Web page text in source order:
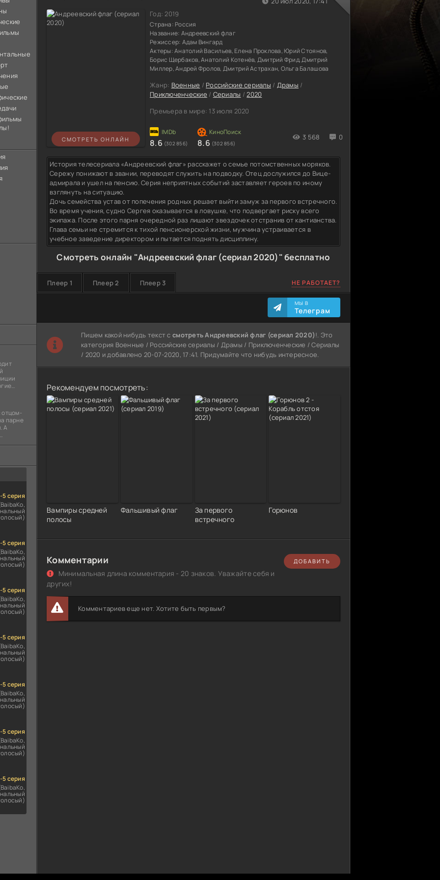
отцом-
парне
А
5 серия
5 серия
5 серия
5 серия
5 серия
5 серия
5 серия
СМОТРЕТЬ ОНЛАЙН
Год:2019
Страна: Россия
Название: Андреевский флаг
Режиссер: Адам Вингард
Актеры:Анатолий Васильев, Елена Проклова, Юрий Стоянов,
Борис Щербаков, Анатолий Котенёв, Дмитрий Фрид, Дмитрий
Миллер, Андрей Фролов, Дмитрий Астрахан, Ольга Балашова
Жанр: Военные / Российские сериалы / Драмы /
Приключенческие / Сериалы /2020
Премьера в мире: 13 июля 2020
8.6 (302 856) 8.6 (302 856)
3 568 0
История телесериала «Андреевский флаг» расскажет о семье потомственных моряков.
Сережу понижают в звании, переводят служить на подводку. Отец дослужился до Вице-
адмирала и ушел на пенсию. Серия неприятных событий заставляет героев по иному
взглянуть на ситуацию.
Дочь семейства устав от попечения родных решает выйти замуж за первого встречного.
Во время учения, судно Сергея оказывается в ловушке, что подвергает риску всего
экипажа. После этого парня очередной раз лишают звездочек отстранив от кантианства.
Глава семьи не стремится к тихой пенсионерской жизни, мужчина устраивается в
учебное заведение директором и пытается поднять дисциплину.
Смотреть онлайн "Андреевский флаг (сериал 2020)" бесплатно
Плеер 1 Плеер 2 Плеер 3 НЕ РАБОТАЕТ?
МЫ В
Телеграм
Пишем какой нибудь текст ссмотреть Андреевский флаг (сериал 2020)!. Это
категория Военные / Российские сериалы / Драмы / Приключенческие / Сериалы
/ 2020 и добавлено 20-07-2020, 17:41. Придумайте что нибудь интересное.
Рекомендуем посмотреть:
Вампиры средней
полосы
Фальшивый флаг
За первого
встречного
Горюнов
Комментарии
Минимальная длина комментария - 20 знаков. Уважайте себя и
других!
ДОБАВИТЬ
Комментариев еще нет. Хотите быть первым?